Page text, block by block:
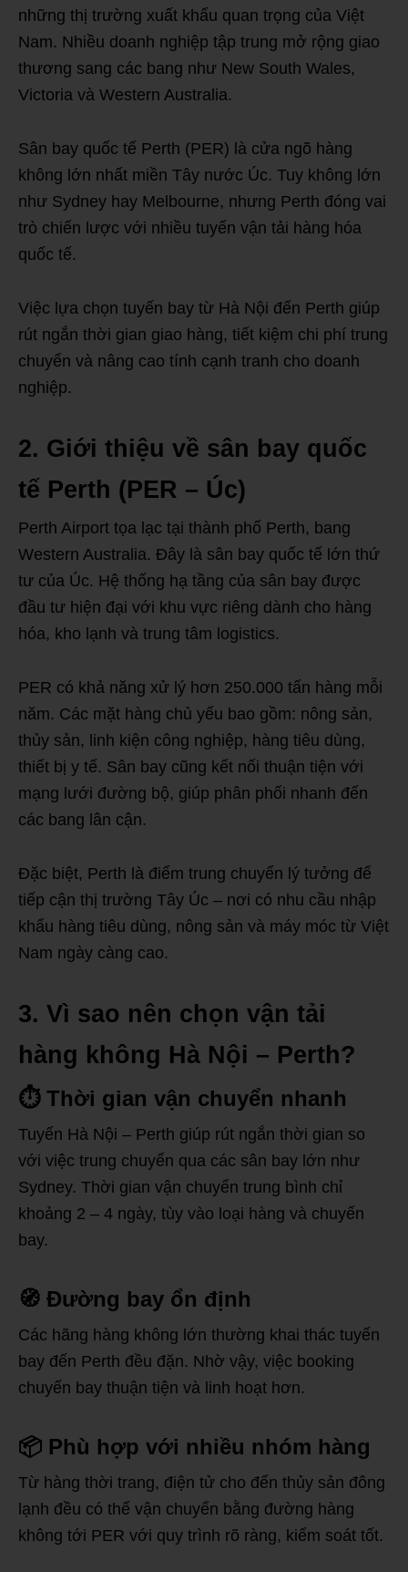
những thị trường xuất khẩu quan trọng của Việt
Nam. Nhiều doanh nghiệp tập trung mở rộng giao
thương sang các bang như New South Wales,
Victoria và Western Australia.
Sân bay quốc tế Perth (PER) là cửa ngõ hàng
không lớn nhất miền Tây nước Úc. Tuy không lớn
như Sydney hay Melbourne, nhưng Perth đóng vai
trò chiến lược với nhiều tuyến vận tải hàng hóa
quốc tế.
Việc lựa chọn tuyến bay từ Hà Nội đến Perth giúp
rút ngắn thời gian giao hàng, tiết kiệm chi phí trung
chuyển và nâng cao tính cạnh tranh cho doanh
nghiệp.
2. Giới thiệu về sân bay quốc
tế Perth (PER – Úc)
Perth Airport tọa lạc tại thành phố Perth, bang
Western Australia. Đây là sân bay quốc tế lớn thứ
tư của Úc. Hệ thống hạ tầng của sân bay được
đầu tư hiện đại với khu vực riêng dành cho hàng
hóa, kho lạnh và trung tâm logistics.
PER có khả năng xử lý hơn 250.000 tấn hàng mỗi
năm. Các mặt hàng chủ yếu bao gồm: nông sản,
thủy sản, linh kiện công nghiệp, hàng tiêu dùng,
thiết bị y tế. Sân bay cũng kết nối thuận tiện với
mạng lưới đường bộ, giúp phân phối nhanh đến
các bang lân cận.
Đặc biệt, Perth là điểm trung chuyển lý tưởng để
tiếp cận thị trường Tây Úc – nơi có nhu cầu nhập
khẩu hàng tiêu dùng, nông sản và máy móc từ Việt
Nam ngày càng cao.
3. Vì sao nên chọn vận tải
hàng không Hà Nội – Perth?
⏱ Thời gian vận chuyển nhanh
Tuyến Hà Nội – Perth giúp rút ngắn thời gian so
với việc trung chuyển qua các sân bay lớn như
Sydney. Thời gian vận chuyển trung bình chỉ
khoảng 2 – 4 ngày, tùy vào loại hàng và chuyến
bay.
🧭 Đường bay ổn định
Các hãng hàng không lớn thường khai thác tuyến
bay đến Perth đều đặn. Nhờ vậy, việc booking
chuyến bay thuận tiện và linh hoạt hơn.
📦 Phù hợp với nhiều nhóm hàng
Từ hàng thời trang, điện tử cho đến thủy sản đông
lạnh đều có thể vận chuyển bằng đường hàng
không tới PER với quy trình rõ ràng, kiểm soát tốt.